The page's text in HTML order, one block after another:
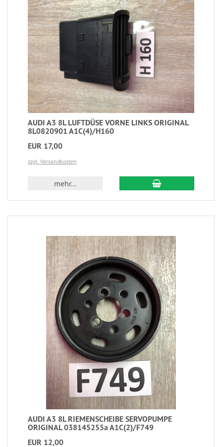
AUDI A3 8L LUFTDÜSE VORNE LINKS ORIGINAL
8L0820901 A1C(4)/H160
EUR 17,00
zzgl. Versandkosten
mehr...
AUDI A3 8L RIEMENSCHEIBE SERVOPUMPE
ORIGINAL 038145255a A1C(2)/F749
EUR 12,00